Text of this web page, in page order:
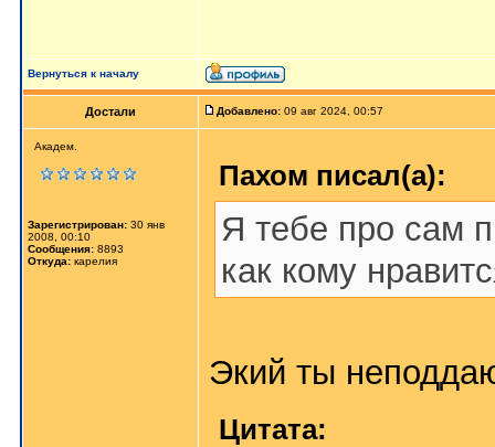
Вернуться к началу
Достали Добавлено: 09 авг 2024, 00:57
Академ.
Зарегистрирован: 30 янв
2008, 00:10
Сообщения: 8893
Откуда: карелия
Пахом писал(а):
Я тебе про сам
как кому
Экий ты
Цитата: